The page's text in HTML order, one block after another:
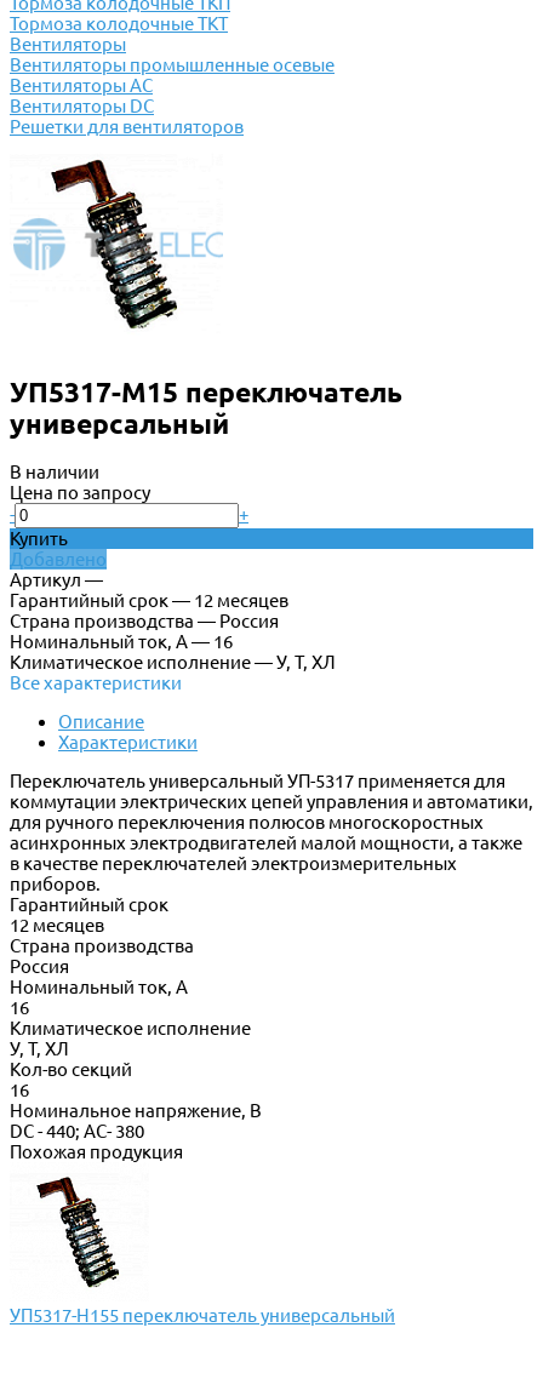
Тормоза колодочные ТКТ
Вентиляторы
Вентиляторы промышленные осевые
Вентиляторы АС
Вентиляторы DC
Решетки для вентиляторов
УП5317-М15 переключатель
универсальный
В наличии
Цена по запросу
-
+
Купить
Добавлено
Артикул —
Гарантийный срок — 12 месяцев
Страна производства — Россия
Номинальный ток, А — 16
Климатическое исполнение — У, Т, ХЛ
Все характеристики
Описание
Характеристики
Переключатель универсальный УП-5317 применяется для
коммутации электрических цепей управления и автоматики,
для ручного переключения полюсов многоскоростных
асинхронных электродвигателей малой мощности, а также
в качестве переключателей электроизмерительных
приборов.
Гарантийный срок
12 месяцев
Страна производства
Россия
Номинальный ток, А
16
Климатическое исполнение
У, Т, ХЛ
Кол-во секций
16
Номинальное напряжение, В
DC - 440; AC- 380
Похожая продукция
УП5317-Н155 переключатель универсальный